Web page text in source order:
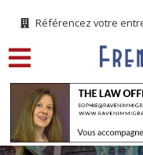
Référencez votre